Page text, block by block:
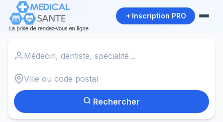
Inscription PRO
Rechercher
✓